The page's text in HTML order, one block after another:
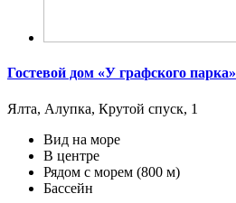
Гостевой дом «У графского парка»
Ялта, Алупка, Крутой спуск, 1
Вид на море
В центре
Рядом с морем (800 м)
Бассейн